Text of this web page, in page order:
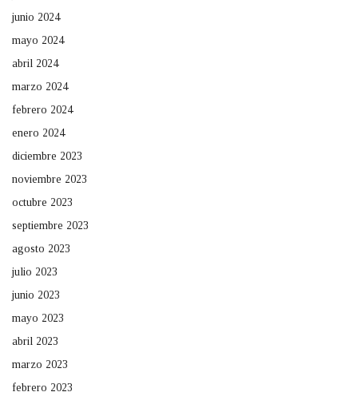
junio 2024
mayo 2024
abril 2024
marzo 2024
febrero 2024
enero 2024
diciembre 2023
noviembre 2023
octubre 2023
septiembre 2023
agosto 2023
julio 2023
junio 2023
mayo 2023
abril 2023
marzo 2023
febrero 2023